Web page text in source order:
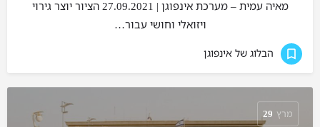
מאיה עמית – מערכת אינפוגן | 27.09.2021 הציור יוצר גירוי
ויזואלי וחושי עבור…
הבלוג של אינפוגן
מרץ 29